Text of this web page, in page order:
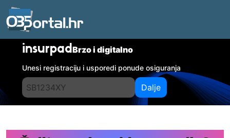
insurpadBrzo i digitalno
Unesi registraciju i usporedi ponude osiguranja
Dalje